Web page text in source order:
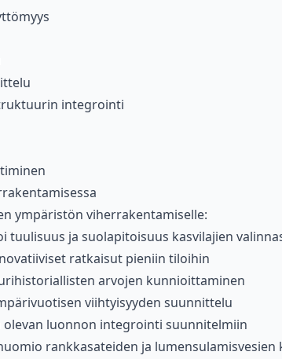
integrointi
ympäristön viherrakentamiselle:
tuulisuus ja suolapitoisuus kasvilajien
ratkaisut pieniin tiloihin
arvojen kunnioittaminen
viihtyisyyden suunnittelu
olevan luonnon integrointi suunnitelmiin
rankkasateiden ja lumensulamisvesien